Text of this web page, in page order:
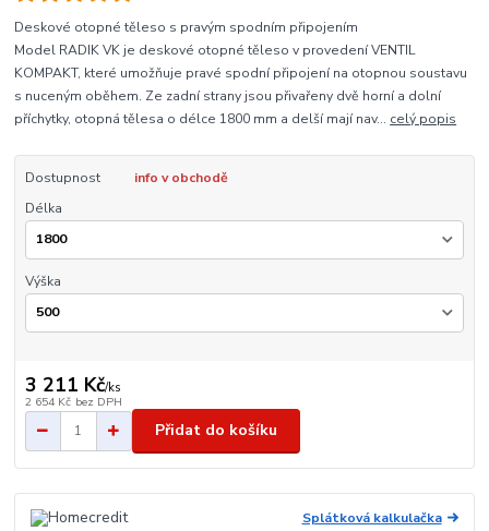
Deskové otopné těleso s pravým spodním připojením
Model RADIK VK je deskové otopné těleso v provedení VENTIL
KOMPAKT, které umožňuje pravé spodní připojení na otopnou soustavu
s nuceným oběhem. Ze zadní strany jsou přivařeny dvě horní a dolní
příchytky, otopná tělesa o délce 1800 mm a delší mají nav... celý popis
Dostupnost
info v obchodě
Délka
Výška
3 211 Kč/ks
2 654 Kč bez DPH
Přidat do košíku
Splátková kalkulačka